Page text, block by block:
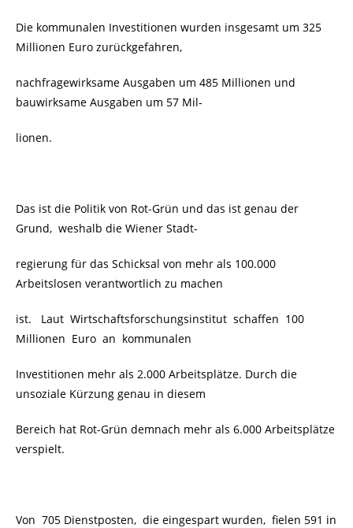
Die kommunalen Investitionen wurden insgesamt um 325
Millionen Euro zurückgefahren,
nachfragewirksame Ausgaben um 485 Millionen und
bauwirksame Ausgaben um 57 Mil-
lionen.
Das ist die Politik von Rot-Grün und das ist genau der
Grund, weshalb die Wiener Stadt-
regierung für das Schicksal von mehr als 100.000
Arbeitslosen verantwortlich zu machen
ist.
Laut Wirtschaftsforschungsinstitut schaffen 100
Millionen Euro an kommunalen
Investitionen mehr als 2.000 Arbeitsplätze. Durch die
unsoziale Kürzung genau in diesem
Bereich hat Rot-Grün demnach mehr als 6.000 Arbeitsplätze
verspielt.
Von 705 Dienstposten, die eingespart wurden, fielen 591 in